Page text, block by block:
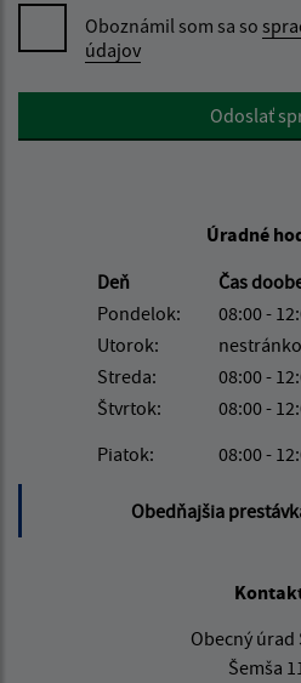
Oboznámil som sa so
údajov
Google reCaptcha ResponseOdoslať
Úradné
Deň
Čas
Pondelok:
08:00 -
Utorok:
Streda:
08:00 -
Štvrtok:
08:00 -
Piatok:
08:00 -
Obedňajšia
Obecný úrad
Šemša